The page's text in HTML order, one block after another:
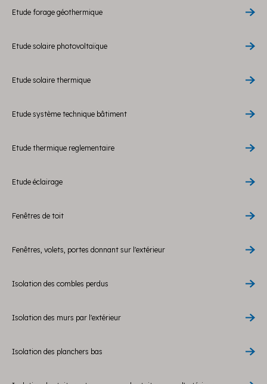
Etude forage géothermique
Etude solaire photovoltaïque
Etude solaire thermique
Etude système technique bâtiment
Etude thermique reglementaire
Etude éclairage
Fenêtres de toit
Fenêtres, volets, portes donnant sur l'extérieur
Isolation des combles perdus
Isolation des murs par l'extérieur
Isolation des planchers bas